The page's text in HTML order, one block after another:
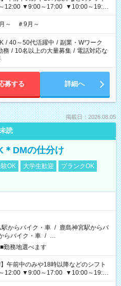
12:00 ▼9:00～17:00 ▼10:00～19:00
～ ＃9月～
/ 40～50代活躍中 / 副業・Wワーク
務 / 10名以上の大量募集 / 電話対応な
募する 詳細へ
掲載日：2026.08.05
未読
＊DMの仕分け
OK 大学生歓迎
ブランクOK
からバイク・車 / 鹿島神宮駅からバ
らバイク・車 / …
務地選べます
午前中のみや18時以降などのシフト
12:00 ▼9:00～17:00 ▼10:00～19:00